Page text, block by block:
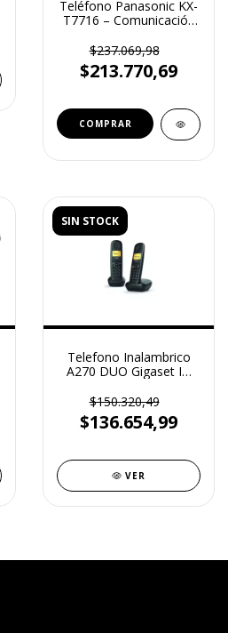
Teléfono Panasonic KX-
T7716 – Comunicación
$237.069,98
$213.770,69
SIN STOCK
Telefono Inalambrico
A270 DUO Gigaset ID
$150.320,49
$136.654,99
VER